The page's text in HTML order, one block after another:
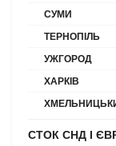
СУМИ
ТЕРНОПІЛЬ
УЖГОРОД
ХАРКІВ
СТОК СНД І